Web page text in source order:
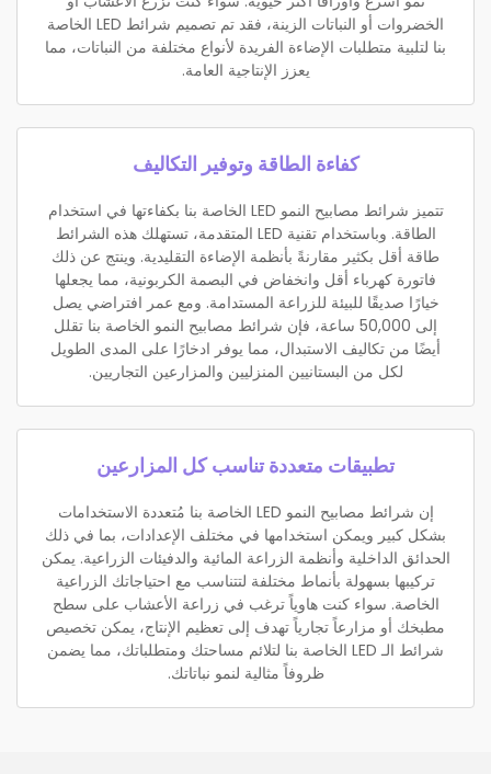
الخضروات أو النباتات الزينة، فقد تم تصميم شرائط LED الخاصة
بنا لتلبية متطلبات الإضاءة الفريدة لأنواع مختلفة من النباتات، مما
يعزز الإنتاجية العامة.
كفاءة الطاقة وتوفير التكاليف
تتميز شرائط مصابيح النمو LED الخاصة بنا بكفاءتها في استخدام
الطاقة. وباستخدام تقنية LED المتقدمة، تستهلك هذه الشرائط
طاقة أقل بكثير مقارنةً بأنظمة الإضاءة التقليدية. وينتج عن ذلك
فاتورة كهرباء أقل وانخفاض في البصمة الكربونية، مما يجعلها
خيارًا صديقًا للبيئة للزراعة المستدامة. ومع عمر افتراضي يصل
إلى 50,000 ساعة، فإن شرائط مصابيح النمو الخاصة بنا تقلل
أيضًا من تكاليف الاستبدال، مما يوفر ادخارًا على المدى الطويل
لكل من البستانيين المنزليين والمزارعين التجاريين.
تطبيقات متعددة تناسب كل المزارعين
إن شرائط مصابيح النمو LED الخاصة بنا مُتعددة الاستخدامات
بشكل كبير ويمكن استخدامها في مختلف الإعدادات، بما في ذلك
الحدائق الداخلية وأنظمة الزراعة المائية والدفيئات الزراعية. يمكن
تركيبها بسهولة بأنماط مختلفة لتتناسب مع احتياجاتك الزراعية
الخاصة. سواء كنت هاوياً ترغب في زراعة الأعشاب على سطح
مطبخك أو مزارعاً تجارياً تهدف إلى تعظيم الإنتاج، يمكن تخصيص
شرائط الـ LED الخاصة بنا لتلائم مساحتك ومتطلباتك، مما يضمن
ظروفاً مثالية لنمو نباتاتك.